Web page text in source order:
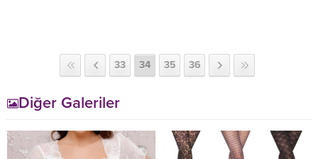
33 34 35 36
Diğer Galeriler